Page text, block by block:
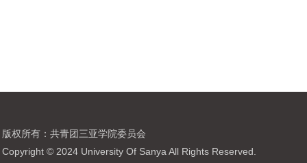
版权所有：共青团三亚学院委员会
Copyright © 2024 University Of Sanya All Rights Reserved.